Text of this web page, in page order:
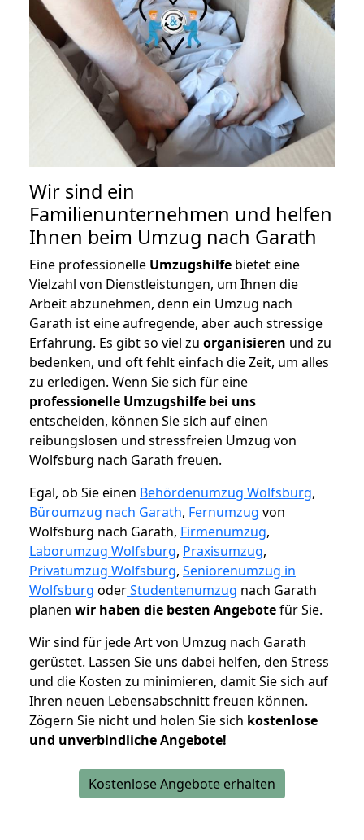
Wir sind ein
Familienunternehmen und helfen
Ihnen beim Umzug nach Garath
Eine professionelle Umzugshilfe bietet eine
Vielzahl von Dienstleistungen, um Ihnen die
Arbeit abzunehmen, denn ein Umzug nach
Garath ist eine aufregende, aber auch stressige
Erfahrung. Es gibt so viel zu organisieren und zu
bedenken, und oft fehlt einfach die Zeit, um alles
zu erledigen. Wenn Sie sich für eine
professionelle Umzugshilfe bei uns
entscheiden, können Sie sich auf einen
reibungslosen und stressfreien Umzug von
Wolfsburg nach Garath freuen.
Egal, ob Sie einen Behördenumzug Wolfsburg,
Büroumzug nach Garath, Fernumzug von
Wolfsburg nach Garath, Firmenumzug,
Laborumzug Wolfsburg, Praxisumzug,
Privatumzug Wolfsburg, Seniorenumzug in
Wolfsburg oderStudentenumzug nach Garath
planen wir haben die besten Angebotefür Sie.
Wir sind für jede Art von Umzug nach Garath
gerüstet. Lassen Sie uns dabei helfen, den Stress
und die Kosten zu minimieren, damit Sie sich auf
Ihren neuen Lebensabschnitt freuen können.
Zögern Sie nicht und holen Sie sich kostenlose
und unverbindliche Angebote!
Kostenlose Angebote erhalten